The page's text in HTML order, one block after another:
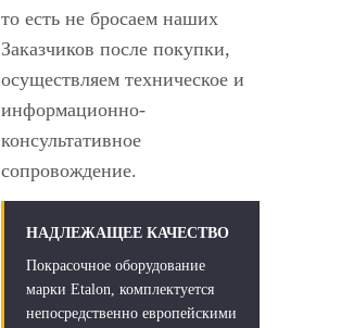
то есть не бросаем наших
Заказчиков после покупки,
осуществляем техническое и
информационно-
консультативное
сопровождение.
НАДЛЕЖАЩЕЕ КАЧЕСТВО
Покрасочное оборудование
марки Etalon, комплектуется
непосредственно европейскими